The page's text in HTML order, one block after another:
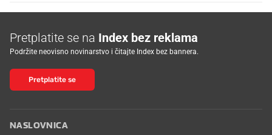
Pretplatite se na Index bez reklama
Podržite neovisno novinarstvo i čitajte Index bez bannera.
Pretplatite se
NASLOVNICA